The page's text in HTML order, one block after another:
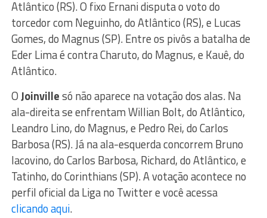
Atlântico (RS). O fixo Ernani disputa o voto do
torcedor com Neguinho, do Atlântico (RS), e Lucas
Gomes, do Magnus (SP). Entre os pivôs a batalha de
Eder Lima é contra Charuto, do Magnus, e Kauê, do
Atlântico.
OJoinvillesó não aparece na votação dos alas. Na
ala-direita se enfrentam Willian Bolt, do Atlântico,
Leandro Lino, do Magnus, e Pedro Rei, do Carlos
Barbosa (RS). Já na ala-esquerda concorrem Bruno
Iacovino, do Carlos Barbosa, Richard, do Atlântico, e
Tatinho, do Corinthians (SP). A votação acontece no
perfil oficial da Liga no Twitter e você acessa
clicando aqui.